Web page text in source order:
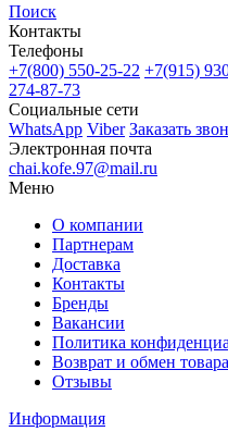
Поиск
Контакты
Телефоны
+7(800) 550-25-22 +7(915)
274-87-73
Социальные сети
WhatsApp Viber Заказать
Электронная почта
chai.kofe.97@mail.ru
Меню
О компании
Партнерам
Доставка
Контакты
Бренды
Вакансии
Политика
Возврат и обмен товара
Отзывы
Информация